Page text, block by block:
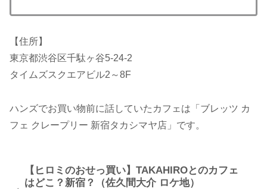
【住所】
東京都渋谷区千駄ヶ谷5-24-2
タイムズスクエアビル2～8F
ハンズでお買い物前に話していたカフェは「ブレッツ カ
フェ クレープリー 新宿タカシマヤ店」です。
【ヒロミのおせっ買い】TAKAHIROとのカフェ
はどこ？新宿？（佐久間大介 ロケ地）